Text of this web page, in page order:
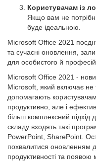
Користувачам із
Якщо вам не
буде ідеальною.
Microsoft Office 2021
та сучасні оновлення,
для особистого й
Microsoft Office 2021 -
Microsoft, який включає не
допомагають
продуктивно, але і
більш комплексний підхід
складу входять такі
PowerPoint, SharePoint.
похвалитися оновленням
продуктивності та появою